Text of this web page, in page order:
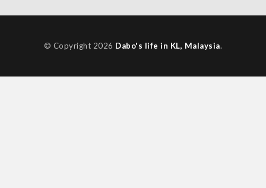
© Copyright 2026 Dabo's life in KL, Malaysia.